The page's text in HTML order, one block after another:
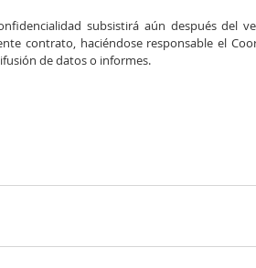
subsistirá aún después del
contrato, haciéndose responsable el
de datos o informes.